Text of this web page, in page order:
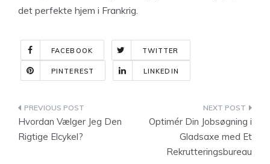
det perfekte hjem i Frankrig.
FACEBOOK TWITTER
PINTEREST LINKEDIN
Indlægsnavigation
Hvordan Vælger Jeg Den
Rigtige Elcykel?
Optimér Din Jobsøgning i
Gladsaxe med Et
Rekrutteringsbureau